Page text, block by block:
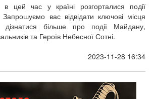
в цей час у країні розгорталися події
Запрошуємо вас відвідати ключові місця
дізнатися більше про події Майдану,
та Героїв Небесної Сотні.
2023-11-28 16:34